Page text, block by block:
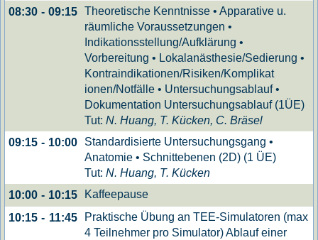
08:30 - 09:15 Theoretische Kenntnisse • Apparative u.
räumliche Voraussetzungen •
Indikationsstellung/Aufklärung •
Vorbereitung • Lokalanästhesie/Sedierung •
Kontraindikationen/Risiken/Komplikat
ionen/Notfälle • Untersuchungsablauf •
Dokumentation Untersuchungsablauf (1ÜE)
Tut: N. Huang, T. Kücken, C. Bräsel
09:15 - 10:00
Standardisierte Untersuchungsgang •
Anatomie • Schnittebenen (2D) (1 ÜE)
Tut: N. Huang, T. Kücken
10:00 - 10:15
Kaffeepause
10:15 - 11:45
Praktische Übung an TEE-Simulatoren (max
4 Teilnehmer pro Simulator) Ablauf einer